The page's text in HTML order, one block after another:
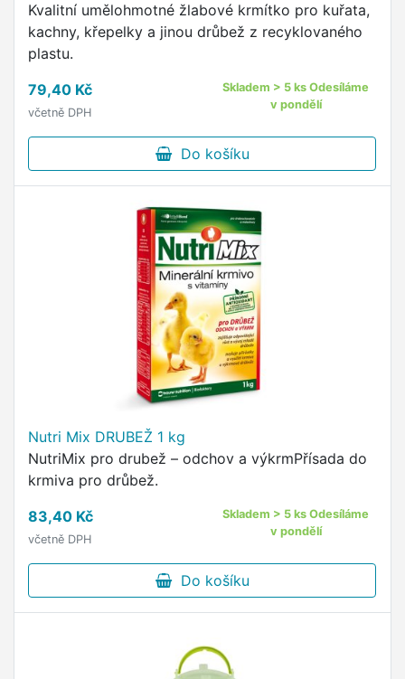
Kvalitní umělohmotné žlabové krmítko pro kuřata,
kachny, křepelky a jinou drůbež z recyklovaného
plastu.
79,40 Kč
včetně DPH
Skladem > 5 ks Odesíláme
v pondělí
Do košíku
Nutri Mix DRUBEŽ 1 kg
NutriMix pro drubež – odchov a výkrmPřísada do
krmiva pro drůbež.
83,40 Kč
včetně DPH
Skladem > 5 ks Odesíláme
v pondělí
Do košíku